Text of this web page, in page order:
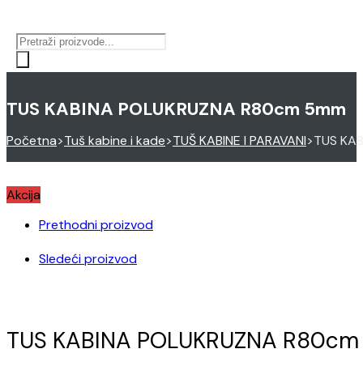
Products
search
TUS KABINA POLUKRUZNA R80cm 5mm
Početna>Tuš kabine i kade>TUŠ KABINE I PARAVANI>TUS
Akcija
Prethodni proizvod
Sledeći proizvod
TUS KABINA POLUKRUZNA